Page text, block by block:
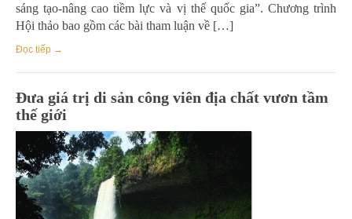
sáng tạo-nâng cao tiềm lực và vị thế quốc gia”. Chương trình
Hội thảo bao gồm các bài tham luận về […]
Đọc tiếp →
Đưa giá trị di sản công viên địa chất vươn tầm
thế giới